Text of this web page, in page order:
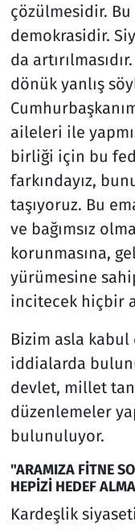
çözülmesidir.
demokrasidir.
da
dönük yanlış
aileleri ile
birliği için bu
farkındayız,
taşıyoruz. Bu
ve bağımsız
korunmasına,
yürümesine
incitecek hiçbir
Bizim asla kabul
iddialarda
devlet, millet
düzenlemeler
bulunuluyor.
"ARAMIZA FİTNE
HEPİZİ HEDEF
Kardeşlik